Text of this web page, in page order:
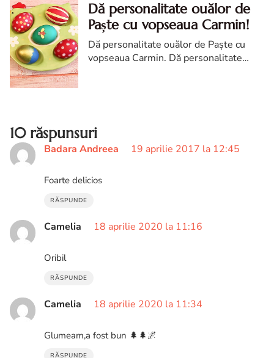
Dă personalitate ouălor de
Paște cu vopseaua Carmin!
Dă personalitate ouălor de Paște cu
vopseaua Carmin. Dă personalitate
10 răspunsuri
Badara Andreea 19 aprilie 2017 la 12:45
Foarte delicios
RĂSPUNDE
Camelia 18 aprilie 2020 la 11:16
Oribil
RĂSPUNDE
Camelia 18 aprilie 2020 la 11:34
Glumeam,a fost bun 🌲🌲🌌
RĂSPUNDE